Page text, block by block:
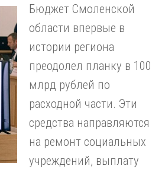
Бюджет Смоленской
области впервые в
истории региона
преодолел планку в 100
млрд рублей по
расходной части. Эти
средства направляются
на ремонт социальных
учреждений, выплату